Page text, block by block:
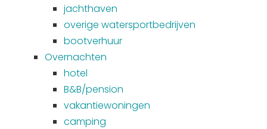
jachthaven
overige watersportbedrijven
bootverhuur
Overnachten
hotel
B&B/pension
vakantiewoningen
camping